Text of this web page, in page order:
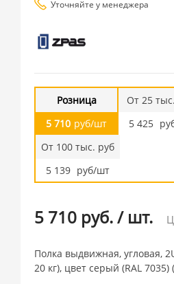
Уточняйте у менеджера
Розница
5 710 руб/шт
От 25
5 425
От 100 тыс. руб
5 139 руб/шт
5 710 руб./ шт.
Полка выдвижная, угловая,
20 кг), цвет серый (RAL 7035)